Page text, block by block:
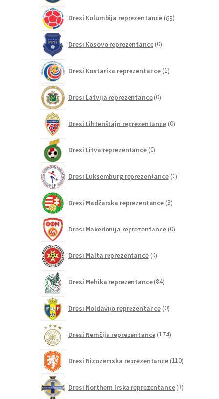
Dresi Kolumbija reprezentance 63izdelkov
Dresi Kosovo reprezentance 0izdelkov
Dresi Kostarika reprezentance 1izdelek
Dresi Latvija reprezentance 0izdelkov
Dresi Lihtenštajn reprezentance 0izdelkov
Dresi Litva reprezentance 0izdelkov
Dresi Luksemburg reprezentance 0izdelkov
Dresi Madžarska reprezentance 3izdelki
Dresi Makedonija reprezentance 0izdelkov
Dresi Malta reprezentance 0izdelkov
Dresi Mehika reprezentance 84izdelkov
Dresi Moldavijo reprezentance 0izdelkov
Dresi Nemčija reprezentance 174izdelkov
Dresi Nizozemska reprezentance 110izdelkov
Dresi Northern Irska reprezentance 3izdelki